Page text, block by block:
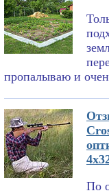
пропалываю и
По